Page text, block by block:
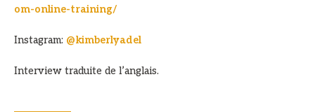
om-online-training/
Instagram: @kimberlyadel
Interview traduite de l’anglais.